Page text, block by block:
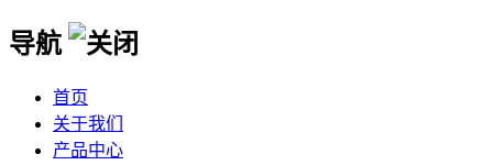
导航
首页
关于我们
产品中心